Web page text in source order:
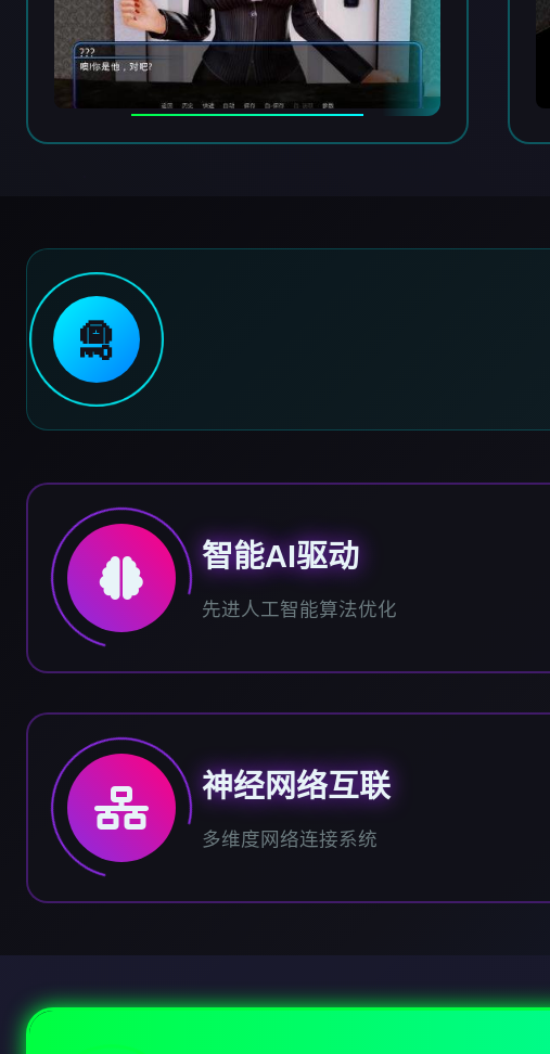
🛅
智能AI驱动
先进人工智能算法优化
神经网络互联
多维度网络连接系统